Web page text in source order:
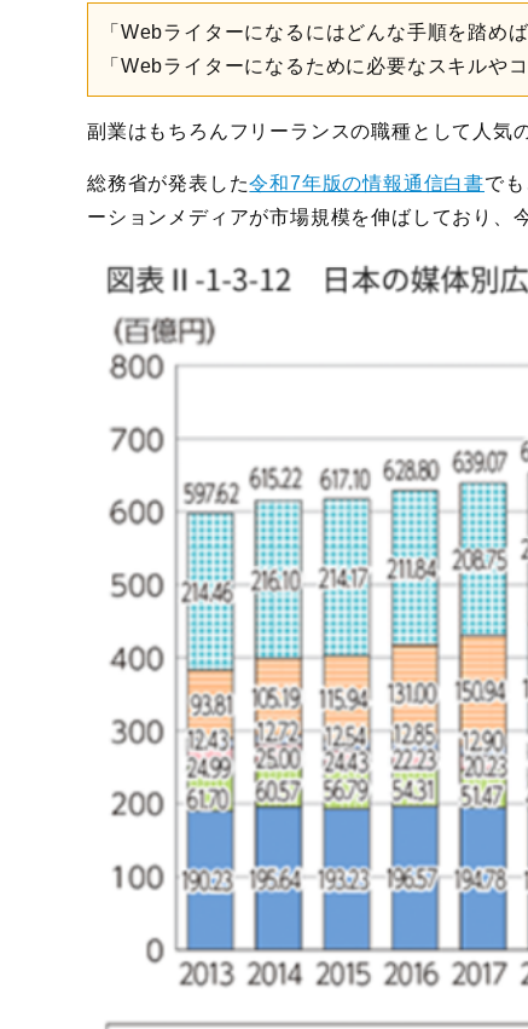
「Webライターになるにはどんな手順を踏めば
「Webライターになるために必要なスキルや
副業はもちろんフリーランスの職種として人気
総務省が発表した令和7年版の情報通信白書で
ーションメディアが市場規模を伸ばしており、